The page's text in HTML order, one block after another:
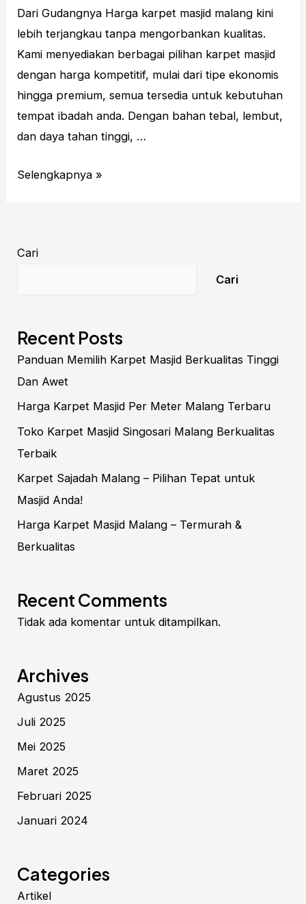
Dari Gudangnya Harga karpet masjid malang kini
lebih terjangkau tanpa mengorbankan kualitas.
Kami menyediakan berbagai pilihan karpet masjid
dengan harga kompetitif, mulai dari tipe ekonomis
hingga premium, semua tersedia untuk kebutuhan
tempat ibadah anda. Dengan bahan tebal, lembut,
dan daya tahan tinggi, …
Harga
–
Selengkapnya »
Cari
Cari
Recent Posts
Panduan Memilih Karpet Masjid Berkualitas Tinggi
Dan Awet
Harga Karpet Masjid Per Meter Malang Terbaru
Toko Karpet Masjid Singosari Malang Berkualitas
Terbaik
Karpet Sajadah Malang – Pilihan Tepat untuk
Masjid Anda!
Harga Karpet Masjid Malang – Termurah &
Berkualitas
Recent Comments
Tidak ada komentar untuk ditampilkan.
Archives
Agustus 2025
Juli 2025
Mei 2025
Maret 2025
Februari 2025
Januari 2024
Categories
Artikel